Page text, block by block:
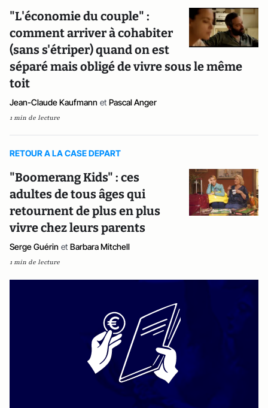
"L'économie du couple" :
comment arriver à cohabiter
(sans s'étriper) quand on est
séparé mais obligé de vivre sous le même
toit
Jean-Claude Kaufmann et Pascal Anger
1 min de lecture
RETOUR A LA CASE DEPART
"Boomerang Kids" : ces
adultes de tous âges qui
retournent de plus en plus
vivre chez leurs parents
Serge Guérin et Barbara Mitchell
1 min de lecture